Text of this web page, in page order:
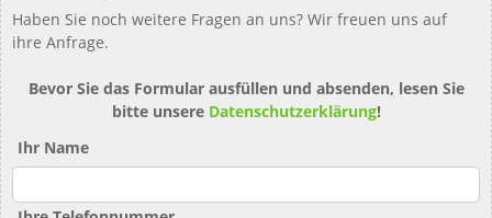
Haben Sie noch weitere Fragen an uns? Wir freuen uns auf
ihre Anfrage.
Bevor Sie das Formular ausfüllen und absenden, lesen Sie
bitte unsere Datenschutzerklärung!
Ihr Name